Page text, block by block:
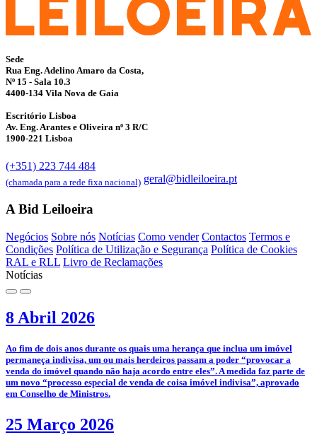
Sede
Rua Eng. Adelino Amaro da Costa,
Nº 15 - Sala 10.3
4400-134 Vila Nova de Gaia
Escritório Lisboa
Av. Eng. Arantes e Oliveira nº 3 R/C
1900-221 Lisboa
(+351) 223 744 484
(chamada para a rede fixa nacional) geral@bidleiloeira.pt
A Bid Leiloeira
Negócios Sobre nós Notícias Como vender Contactos Termos e
Condições Política de Utilização e Segurança Política de Cookies
RAL e RLL Livro de Reclamações
Notícias
8 Abril 2026
­Ao fim de dois anos durante os quais uma herança que inclua um imóvel
permaneça indivisa, um ou mais herdeiros passam a poder “provocar a
venda do imóvel quando não haja acordo entre eles”. A medida faz parte de
um novo “processo especial de venda de coisa imóvel indivisa”, aprovado
em Conselho de Ministros.
25 Março 2026